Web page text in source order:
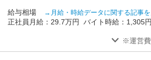
給与相場 →月給・時給データに関する記事
正社員月給：29.7万円 バイト時給：1,305円
※運営費